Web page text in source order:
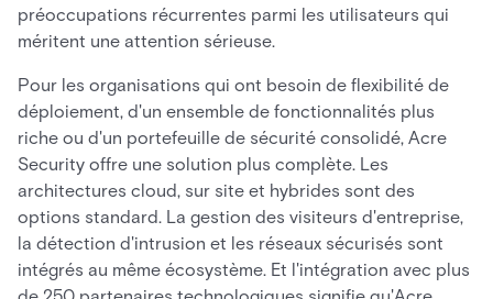
préoccupations récurrentes parmi les utilisateurs qui
méritent une attention sérieuse.
Pour les organisations qui ont besoin de flexibilité de
déploiement, d'un ensemble de fonctionnalités plus
riche ou d'un portefeuille de sécurité consolidé, Acre
Security offre une solution plus complète. Les
architectures cloud, sur site et hybrides sont des
options standard. La gestion des visiteurs d'entreprise,
la détection d'intrusion et les réseaux sécurisés sont
intégrés au même écosystème. Et l'intégration avec plus